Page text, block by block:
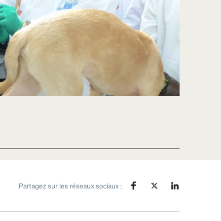
Partagez sur les réseaux sociaux :